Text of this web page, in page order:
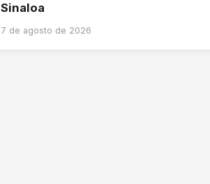
Sinaloa
7 de agosto de 2026